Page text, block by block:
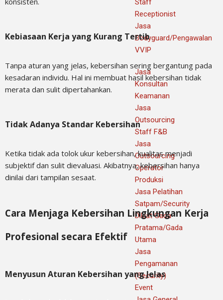
Staff
Receptionist
Jasa
Bodyguard/Pengawalan
VVIP
Jasa
Konsultan
Keamanan
Jasa
Outsourcing
Staff F&B
Jasa
Outsourcing
Operator
Produksi
Jasa Pelatihan
Satpam/Security
Diklat Gada
Pratama/Gada
Utama
Jasa
Pengamanan
(Security)
Event
Kebiasaan Kerja yang Kurang Tertib
Tanpa aturan yang jelas, kebersihan sering bergantung pada
kesadaran individu. Hal ini membuat hasil kebersihan tidak
merata dan sulit dipertahankan.
Tidak Adanya Standar Kebersihan
Ketika tidak ada tolok ukur kebersihan, kualitas menjadi
subjektif dan sulit dievaluasi. Akibatnya, kebersihan hanya
dinilai dari tampilan sesaat.
Cara Menjaga Kebersihan Lingkungan Kerja
Profesional secara Efektif
Menyusun Aturan Kebersihan yang Jelas